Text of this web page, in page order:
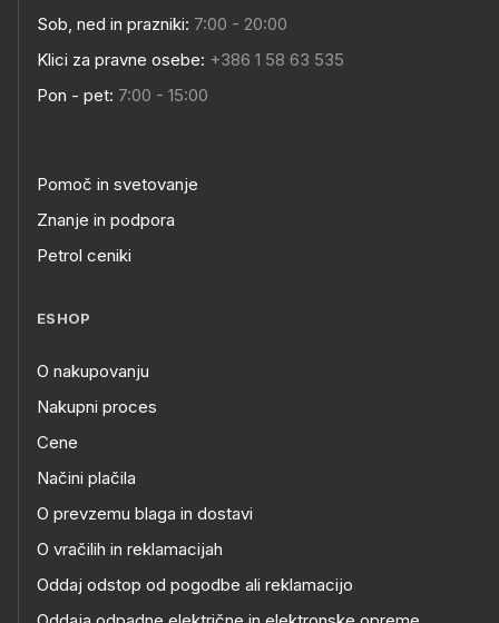
Sob, ned in prazniki: 7:00 - 20:00
Klici za pravne osebe: +386 1 58 63 535
Pon - pet: 7:00 - 15:00
Pomoč in svetovanje
Znanje in podpora
Petrol ceniki
ESHOP
O nakupovanju
Nakupni proces
Cene
Načini plačila
O prevzemu blaga in dostavi
O vračilih in reklamacijah
Oddaj odstop od pogodbe ali reklamacijo